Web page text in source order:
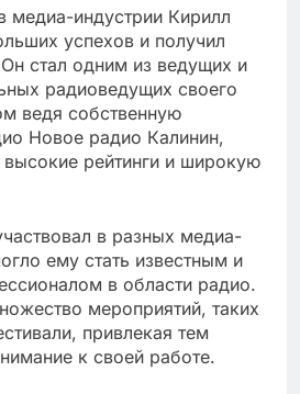
медиа-индустрии Кирилл
успехов и получил
стал одним из ведущих и
радиоведущих своего
ведя собственную
Новое радио Калинин,
высокие рейтинги и широкую
в разных медиа-
ему стать известным и
в области радио.
мероприятий, таких
привлекая тем
к своей работе.